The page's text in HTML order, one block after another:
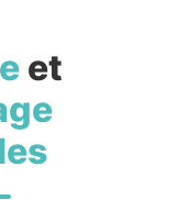
et